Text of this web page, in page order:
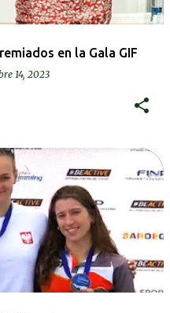
en la Gala GIF
14, 2023